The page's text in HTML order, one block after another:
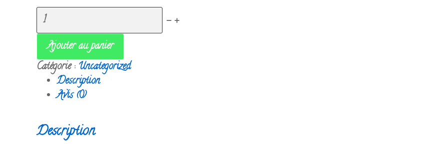
quantité
de
Tigre
à
dents
sabre
- +
Ajouter au panier
Catégorie : Uncategorized
Description
Avis (0)
Description